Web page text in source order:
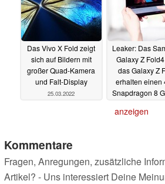
Das Vivo X Fold zeigt
sich auf Bildern mit
großer Quad-Kamera
und Falt-Display
25.03.2022
Leaker: Das
Galaxy Z
das Galaxy Z
erhalten einen
Snapdragon 8
anzeigen
Kommentare
Fragen, Anregungen, zusätzliche
Artikel? - Uns interessiert Deine